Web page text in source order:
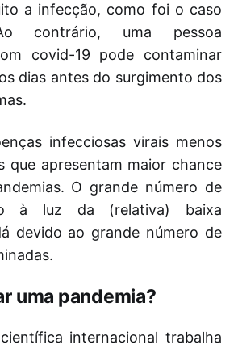
a infecção, como foi o caso
contrário, uma pessoa
covid-19 pode contaminar
dias antes do surgimento dos
infecciosas virais menos
que apresentam maior chance
O grande número de
à luz da (relativa) baixa
devido ao grande número de
uma pandemia?
internacional trabalha